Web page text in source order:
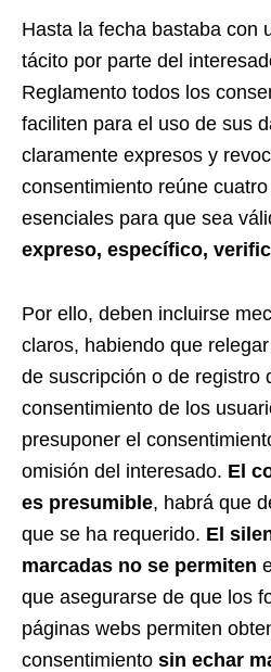
Hasta la fecha bastaba con
tácito por parte del
Reglamento todos los
faciliten para el uso de sus
claramente expresos y
consentimiento reúne cuatro
esenciales para que sea
expreso, específico,
Por ello, deben incluirse
claros, habiendo que
de suscripción o de registro
consentimiento de los
presuponer el
omisión del interesado. El
es presumible, habrá que
que se ha requerido. El
marcadas no se permiten
que asegurarse de que los
páginas webs permiten
consentimiento sin echar